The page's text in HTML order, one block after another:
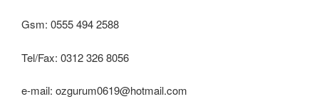
Gsm: 0555 494 2588
Tel/Fax: 0312 326 8056
e-mail: ozgurum0619@hotmail.com